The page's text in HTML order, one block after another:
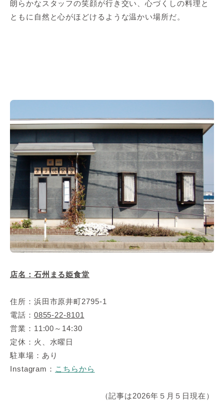
朗らかなスタッフの笑顔が行き交い、心づくしの料理と
ともに自然と心がほどけるような温かい場所だ。
店名：石州まる姫食堂
住所：浜田市原井町2795-1
電話： 0855-22-8101
営業：11:00～14:30
定休：火、水曜日
駐車場：あり
Instagram： こちらから
（記事は2026年５月５日現在）